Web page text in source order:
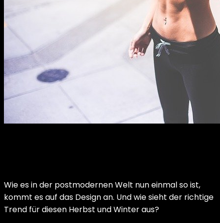
Wie es in der postmodernen Welt nun einmal so ist,
kommt es auf das Design an. Und wie sieht der richtige
Trend für diesen Herbst und Winter aus?